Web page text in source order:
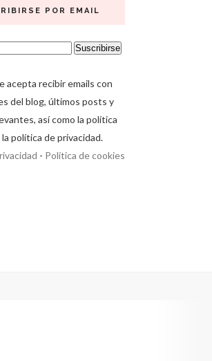
POR EMAIL
acepta recibir emails con
del blog, últimos posts y
así como la política
política de privacidad.
- Política de cookies